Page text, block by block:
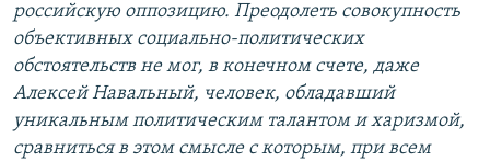
российскую оппозицию. Преодолеть совокупность
объективных социально-политических
обстоятельств не мог, в конечном счете, даже
Алексей Навальный, человек, обладавший
уникальным политическим талантом и харизмой,
сравниться в этом смысле с которым, при всем